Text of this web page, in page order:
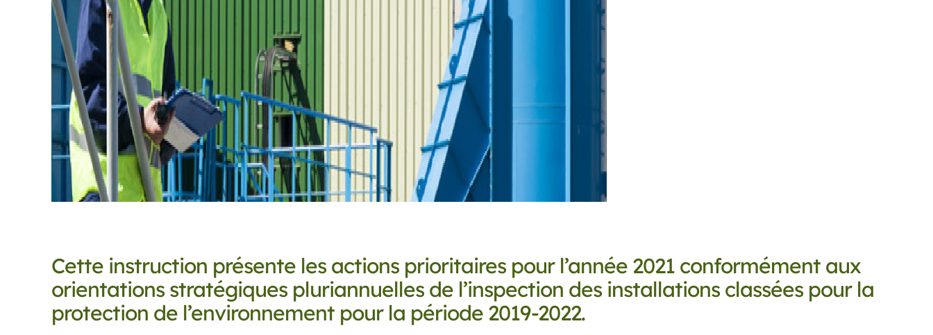
Cette instruction présente les actions prioritaires pour l’année 2021 conformément aux
orientations stratégiques pluriannuelles de l’inspection des installations classées pour la
protection de l’environnement pour la période 2019-2022.